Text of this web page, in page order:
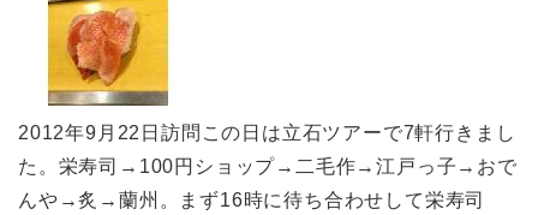
2012年9月22日訪問この日は立石ツアーで7軒行きまし
た。栄寿司→100円ショップ→二毛作→江戸っ子→おで
んや→炙→蘭州。まず16時に待ち合わせして栄寿司